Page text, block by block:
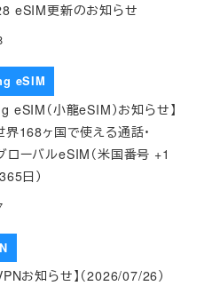
eSIM更新のお知らせ
eSIM
eSIM（小龍eSIM）お知らせ】
界168ヶ国で使える通話・
ローバルeSIM（米国番号 +1
日）
お知らせ】（2026/07/26）